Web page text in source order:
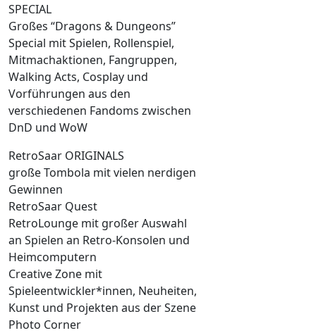
SPECIAL
Großes “Dragons & Dungeons”
Special mit Spielen, Rollenspiel,
Mitmachaktionen, Fangruppen,
Walking Acts, Cosplay und
Vorführungen aus den
verschiedenen Fandoms zwischen
DnD und WoW
RetroSaar ORIGINALS
große Tombola mit vielen nerdigen
Gewinnen
RetroSaar Quest
RetroLounge mit großer Auswahl
an Spielen an Retro-Konsolen und
Heimcomputern
Creative Zone mit
Spieleentwickler*innen, Neuheiten,
Kunst und Projekten aus der Szene
Photo Corner